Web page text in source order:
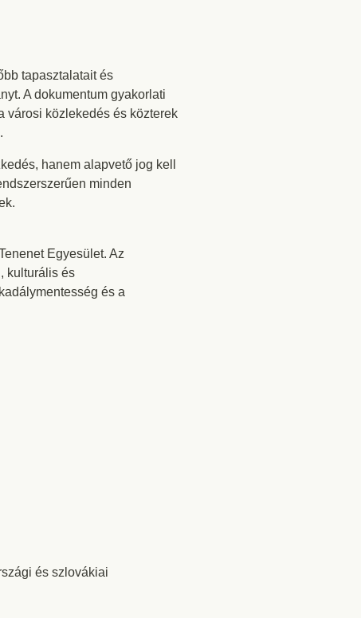
tapasztalatait és
A dokumentum gyakorlati
városi közlekedés és közterek
hanem alapvető jog kell
minden
Egyesület. Az
kulturális és
és a
és szlovákiai